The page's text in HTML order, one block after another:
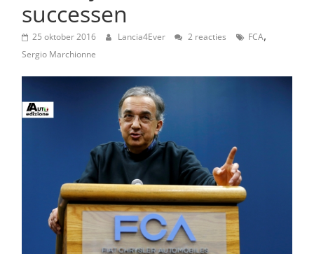
lifestylesuccessen
25 oktober 2016 Lancia4Ever 2 reacties FCA,
Sergio Marchionne